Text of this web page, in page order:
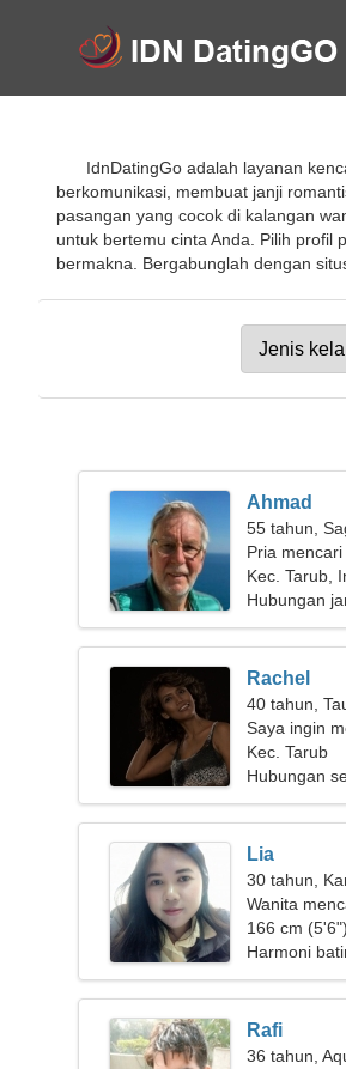
IdnDatingGo adalah layanan
berkomunikasi, membuat janji
pasangan yang cocok di kalangan
untuk bertemu cinta Anda. Pilih profil
bermakna. Bergabunglah dengan
Ahmad
55 tahun,
Pria
Kec. Tarub,
Hubungan
Rachel
40 tahun,
Saya ingin
Kec. Tarub
Hubungan
Lia
30 tahun,
Wanita
166 cm
Harmoni
Rafi
36 tahun,